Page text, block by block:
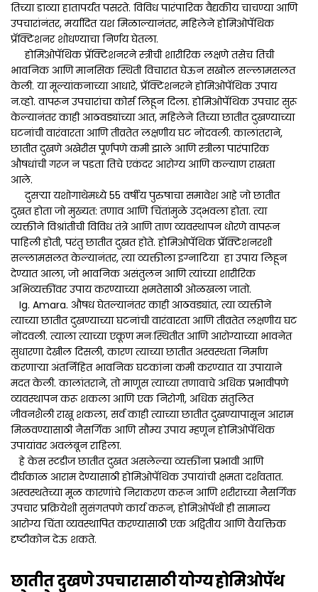
तिच्या डाव्या हातापर्यंत पसरते. विविध पारंपारिक वैद्यकीय चाचण्या आणि
उपचारांनंतर, मर्यादित यश मिळाल्यानंतर, महिलेने होमिओपॅथिक
प्रॅक्टिशनर शोधण्याचा निर्णय घेतला.
होमिओपॅथिक प्रॅक्टिशनरने स्त्रीची शारीरिक लक्षणे तसेच तिची
भावनिक आणि मानसिक स्थिती विचारात घेऊन सखोल सल्लामसलत
केली. या मूल्यांकनाच्या आधारे, प्रॅक्टिशनरने होमिओपॅथिक उपाय
न.व्हो. वापरून उपचारांचा कोर्स लिहून दिला. होमिओपॅथिक उपचार सुरू
केल्यानंतर काही आठवड्यांच्या आत, महिलेने तिच्या छातीत दुखण्याच्या
घटनांची वारंवारता आणि तीव्रतेत लक्षणीय घट नोंदवली. कालांतराने,
छातीत दुखणे अखेरीस पूर्णपणे कमी झाले आणि स्त्रीला पारंपारिक
औषधांची गरज न पडता तिचे एकंदर आरोग्य आणि कल्याण राखता
आले.
दुसऱ्या यशोगाथेमध्ये 55 वर्षीय पुरुषाचा समावेश आहे जो छातीत
दुखत होता जो मुख्यत: तणाव आणि चिंतांमुळे उद्भवला होता. त्या
व्यक्तीने विश्रांतीची विविध तंत्रे आणि ताण व्यवस्थापन धोरणे वापरून
पाहिली होती, परंतु छातीत दुखत होते. होमिओपॅथिक प्रॅक्टिशनरशी
सल्लामसलत केल्यानंतर, त्या व्यक्तीला इग्नाटिया हा उपाय लिहून
देण्यात आला, जो भावनिक असंतुलन आणि त्यांच्या शारीरिक
अभिव्यक्तींवर उपाय करण्याच्या क्षमतेसाठी ओळखला जातो.
Ig. Amara. औषध घेतल्यानंतर काही आठवड्यांत, त्या व्यक्तीने
त्याच्या छातीत दुखण्याच्या घटनांची वारंवारता आणि तीव्रतेत लक्षणीय घट
नोंदवली. त्याला त्याच्या एकूण मनःस्थितीत आणि आरोग्याच्या भावनेत
सुधारणा देखील दिसली, कारण त्याच्या छातीत अस्वस्थता निर्माण
करणाऱ्या अंतर्निहित भावनिक घटकांना कमी करण्यात या उपायाने
मदत केली. कालांतराने, तो माणूस त्याच्या तणावाचे अधिक प्रभावीपणे
व्यवस्थापन करू शकला आणि एक निरोगी, अधिक संतुलित
जीवनशैली राखू शकला, सर्व काही त्याच्या छातीत दुखण्यापासून आराम
मिळवण्यासाठी नैसर्गिक आणि सौम्य उपाय म्हणून होमिओपॅथिक
उपायांवर अवलंबून राहिला.
हे केस स्टडीज छातीत दुखत असलेल्या व्यक्तींना प्रभावी आणि
दीर्घकाळ आराम देण्यासाठी होमिओपॅथिक उपायांची क्षमता दर्शवतात.
अस्वस्थतेच्या मूळ कारणांचे निराकरण करून आणि शरीराच्या नैसर्गिक
उपचार प्रक्रियेशी सुसंगतपणे कार्य करून, होमिओपॅथी ही सामान्य
आरोग्य चिंता व्यवस्थापित करण्यासाठी एक अद्वितीय आणि वैयक्तिक
दृष्टीकोन देऊ शकते.
छातीत दुखणे उपचारासाठी योग्य होमिओपॅथ